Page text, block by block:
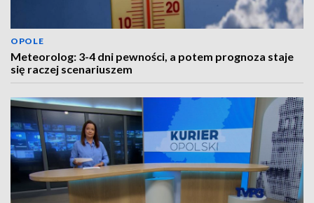
OPOLE
Meteorolog: 3-4 dni pewności, a potem prognoza staje
się raczej scenariuszem